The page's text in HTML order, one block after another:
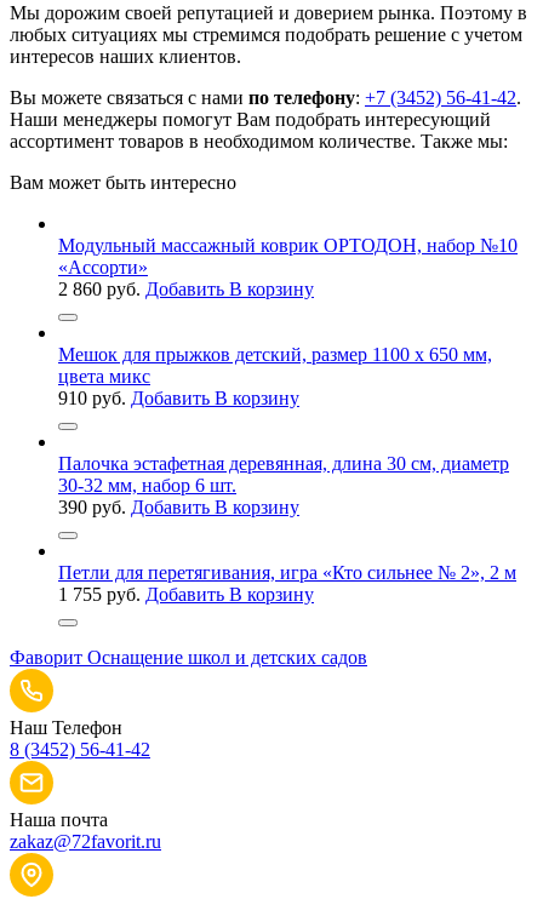
Мы дорожим своей репутацией и доверием рынка. Поэтому в
любых ситуациях мы стремимся подобрать решение с учетом
интересов наших клиентов.
Вы можете связаться с нами по телефону: +7 (3452) 56-41-42.
Наши менеджеры помогут Вам подобрать интересующий
ассортимент товаров в необходимом количестве. Также мы:
Вам может быть интересно
Модульный массажный коврик ОРТОДОН, набор №10
«Ассорти»
2 860 руб. Добавить В корзину
Мешок для прыжков детский, размер 1100 х 650 мм,
цвета микс
910 руб. Добавить В корзину
Палочка эстафетная деревянная, длина 30 см, диаметр
30-32 мм, набор 6 шт.
390 руб. Добавить В корзину
Петли для перетягивания, игра «Кто сильнее № 2», 2 м
1 755 руб. Добавить В корзину
Фаворит Оснащение школ и детских садов
Наш Телефон
8 (3452) 56-41-42
Наша почта
zakaz@72favorit.ru